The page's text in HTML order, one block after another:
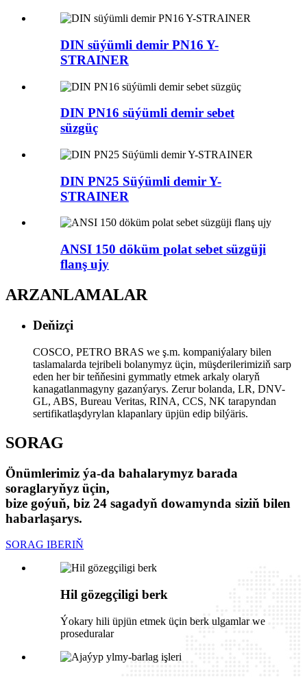
DIN süýümli demir PN16 Y-
STRAINER
DIN PN16 süýümli demir sebet
süzgüç
DIN PN25 Süýümli demir Y-
STRAINER
ANSI 150 döküm polat sebet süzgüji
flanş ujy
ARZANLAMALAR
Deňizçi
COSCO, PETRO BRAS we ş.m. kompaniýalary bilen
taslamalarda tejribeli bolanymyz üçin, müşderilerimiziň sarp
eden her bir teňňesini gymmatly etmek arkaly olaryň
kanagatlanmagyny gazanýarys. Zerur bolanda, LR, DNV-
GL, ABS, Bureau Veritas, RINA, CCS, NK tarapyndan
sertifikatlaşdyrylan klapanlary üpjün edip bilýäris.
SORAG
Önümlerimiz ýa-da bahalarymyz barada
soraglaryňyz üçin,
bize goýuň, biz 24 sagadyň dowamynda siziň bilen
habarlaşarys.
SORAG IBERIŇ
Hil gözegçiligi berk
Ýokary hili üpjün etmek üçin berk ulgamlar we
proseduralar